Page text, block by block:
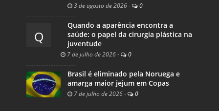
3 de agosto de 2026 - 0
Q
Quando a aparência encontra a
saúde: o papel da cirurgia plástica na
juventude
7 de julho de 2026 - 0
Brasil é eliminado pela Noruega e
amarga maior jejum em Copas
7 de julho de 2026 - 0